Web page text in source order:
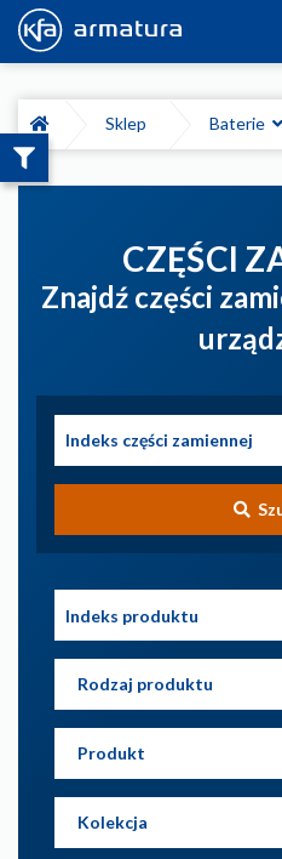
Sklep
Baterie
CZĘŚCI
Znajdź części
Rodzaj produktu
Produkt
Kolekcja